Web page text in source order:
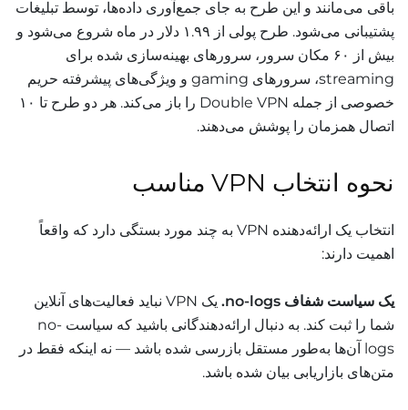
باقی می‌مانند و این طرح به جای جمع‌آوری داده‌ها، توسط تبلیغات
پشتیبانی می‌شود. طرح پولی از ۱.۹۹ دلار در ماه شروع می‌شود و
بیش از ۶۰ مکان سرور، سرورهای بهینه‌سازی شده برای
streaming، سرورهای gaming و ویژگی‌های پیشرفته حریم
خصوصی از جمله Double VPN را باز می‌کند. هر دو طرح تا ۱۰
اتصال همزمان را پوشش می‌دهند.
نحوه انتخاب VPN مناسب
انتخاب یک ارائه‌دهنده VPN به چند مورد بستگی دارد که واقعاً
اهمیت دارند:
یک سیاست شفاف no-logs.
یک VPN نباید فعالیت‌های آنلاین
شما را ثبت کند. به دنبال ارائه‌دهندگانی باشید که سیاست no-
logs آن‌ها به‌طور مستقل بازرسی شده باشد — نه اینکه فقط در
متن‌های بازاریابی بیان شده باشد.